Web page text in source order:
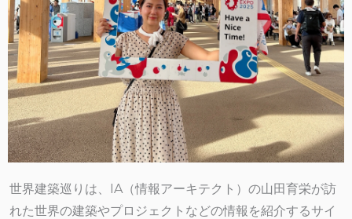
世界建築巡りは、IA（情報アーキテクト）の山田育栄が訪
れた世界の建築やプロジェクトなどの情報を紹介するサイ